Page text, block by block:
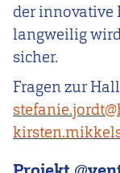
der innovative
langweilig
sicher.
Fragen zur